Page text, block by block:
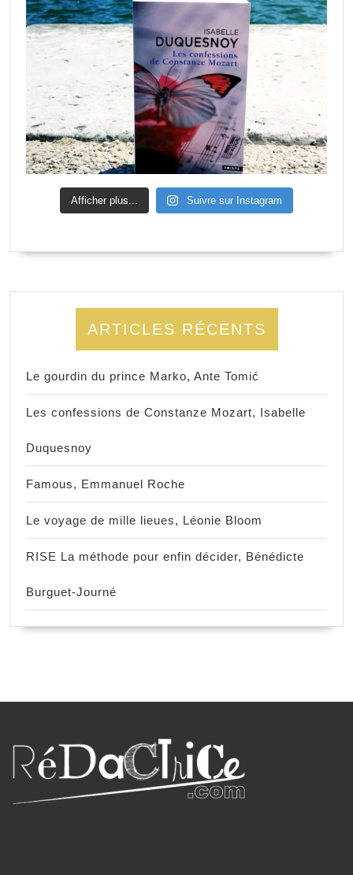
Afficher plus... Suivre sur Instagram
ARTICLES RÉCENTS
Le gourdin du prince Marko, Ante Tomić
Les confessions de Constanze Mozart, Isabelle
Duquesnoy
Famous, Emmanuel Roche
Le voyage de mille lieues, Léonie Bloom
RISE La méthode pour enfin décider, Bénédicte
Burguet-Journé